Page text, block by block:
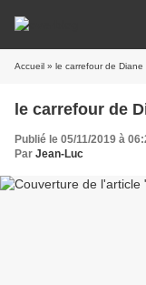
Accueil » le carrefour de Diane
le carrefour de
Publié le 05/11/2019 à
Par Jean-Luc